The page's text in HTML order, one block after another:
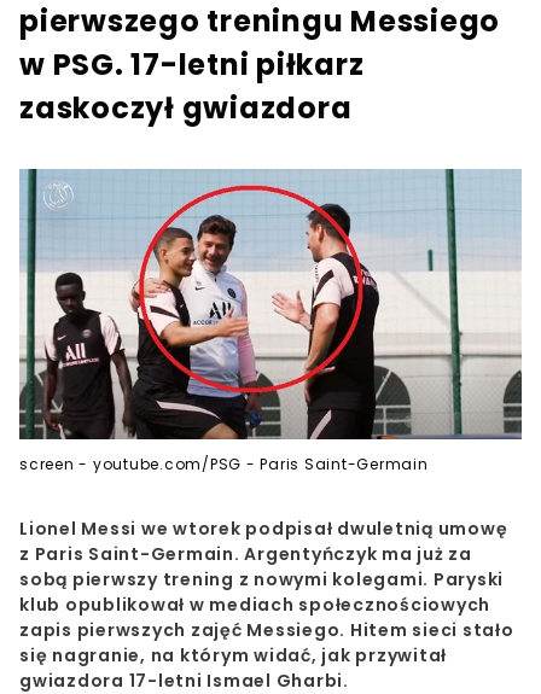
pierwszego treningu Messiego
w PSG. 17-letni piłkarz
zaskoczył gwiazdora
screen - youtube.com/PSG - Paris Saint-Germain
Lionel Messi we wtorek podpisał dwuletnią umowę
z Paris Saint-Germain. Argentyńczyk ma już za
sobą pierwszy trening z nowymi kolegami. Paryski
klub opublikował w mediach społecznościowych
zapis pierwszych zajęć Messiego. Hitem sieci stało
się nagranie, na którym widać, jak przywitał
gwiazdora 17-letni Ismael Gharbi.